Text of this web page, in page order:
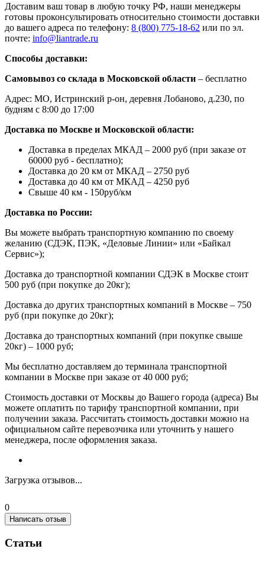
Доставим ваш товар в любую точку РФ, наши менеджеры
готовы проконсультировать относительно стоимости доставки
до вашего адреса по телефону: 8 (800) 775-18-62 или по эл.
почте: info@liantrade.ru
Способы доставки:
Самовывоз со склада в Московской области – бесплатно
Адрес: МО, Истринский р-он, деревня Лобаново, д.230, по
будням с 8:00 до 17:00
Доставка по Москве и Московской области:
Доставка в пределах МКАД – 2000 руб (при заказе от
60000 руб - бесплатно);
Доставка до 20 км от МКАД – 2750 руб
Доставка до 40 км от МКАД – 4250 руб
Свыше 40 км - 150руб/км
Доставка по России:
Вы можете выбрать транспортную компанию по своему
желанию (СДЭК, ПЭК, «Деловые Линии» или «Байкал
Сервис»);
Доставка до транспортной компании СДЭК в Москве стоит
500 руб (при покупке до 20кг);
Доставка до других транспортных компаний в Москве – 750
руб (при покупке до 20кг);
Доставка до транспортных компаний (при покупке свыше
20кг) – 1000 руб;
Мы бесплатно доставляем до терминала транспортной
компании в Москве при заказе от 40 000 руб;
Стоимость доставки от Москвы до Вашего города (адреса) Вы
можете оплатить по тарифу транспортной компании, при
получении заказа. Рассчитать стоимость доставки можно на
официальном сайте перевозчика или уточнить у нашего
менеджера, после оформления заказа.
Загрузка отзывов...
0
Написать отзыв
Статьи